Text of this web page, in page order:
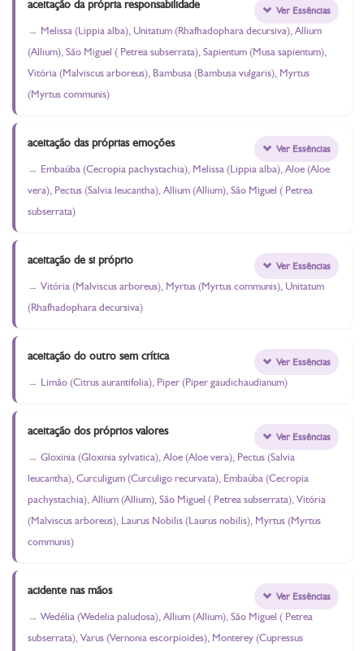
aceitação da própria responsabilidade
Melissa (Lippia alba), Unitatum (Rhafhadophara decursiva), Allium
(Allium), São Miguel ( Petrea subserrata), Sapientum (Musa sapientum),
Vitória (Malviscus arboreus), Bambusa (Bambusa vulgaris), Myrtus
(Myrtus communis)
Ver Essências
aceitação das próprias emoções
Embaúba (Cecropia pachystachia), Melissa (Lippia alba), Aloe (Aloe
vera), Pectus (Salvia leucantha), Allium (Allium), São Miguel ( Petrea
subserrata)
Ver Essências
aceitação de si próprio
Vitória (Malviscus arboreus), Myrtus (Myrtus communis), Unitatum
(Rhafhadophara decursiva)
Ver Essências
aceitação do outro sem crítica
Limão (Citrus aurantifolia), Piper (Piper gaudichaudianum)
Ver Essências
aceitação dos próprios valores
Gloxinia (Gloxinia sylvatica), Aloe (Aloe vera), Pectus (Salvia
leucantha), Curculigum (Curculigo recurvata), Embaúba (Cecropia
pachystachia), Allium (Allium), São Miguel ( Petrea subserrata), Vitória
(Malviscus arboreus), Laurus Nobilis (Laurus nobilis), Myrtus (Myrtus
communis)
Ver Essências
acidente nas mãos
Wedélia (Wedelia paludosa), Allium (Allium), São Miguel ( Petrea
subserrata), Varus (Vernonia escorpioides), Monterey (Cupressus
Ver Essências